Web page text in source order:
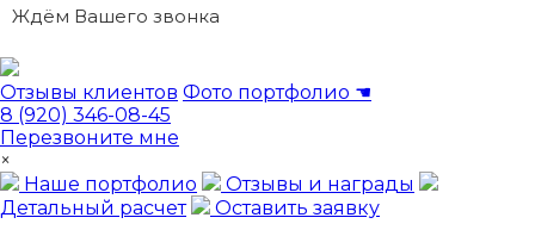
Ждём Вашего звонка
Отзывы клиентов Фото портфолио ☚
8 (920) 346-08-45
Перезвоните мне
×
Наше портфолио
Отзывы и награды
Детальный расчет
Оставить заявку